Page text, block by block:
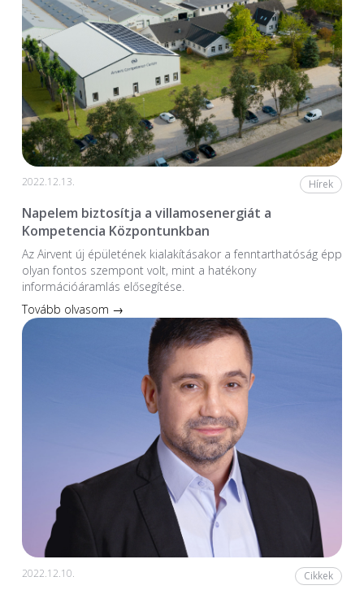
2022.12.13. Hírek
Napelem biztosítja a villamosenergiát a
Kompetencia Központunkban
Az Airvent új épületének kialakításakor a fenntarthatóság épp
olyan fontos szempont volt, mint a hatékony
információáramlás elősegítése.
Tovább olvasom →
2022.12.10. Cikkek